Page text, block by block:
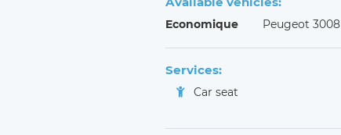
Economique Peugeot 3008
Services:
Car seat